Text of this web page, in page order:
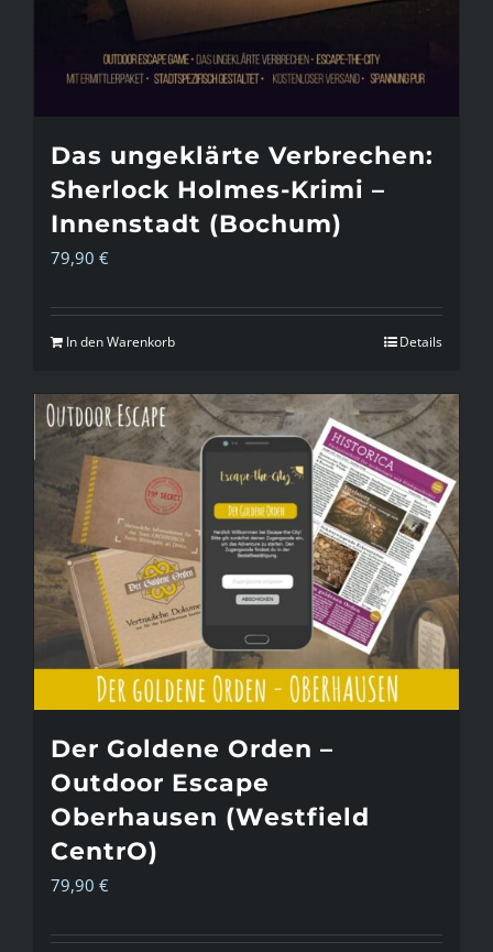
Das ungeklärte Verbrechen:
Sherlock Holmes-Krimi –
Innenstadt (Bochum)
79,90 €
In den Warenkorb Details
Der Goldene Orden –
Outdoor Escape
Oberhausen (Westfield
CentrO)
79,90 €